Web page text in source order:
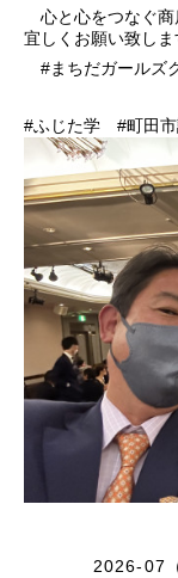
心と心をつなぐ商
宜しくお願い致しま
#まちだガールズ
#ふじた学 #町田市
2026-07